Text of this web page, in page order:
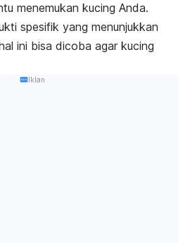
menemukan kucing Anda.
spesifik yang menunjukkan
ini bisa dicoba agar kucing
Iklan